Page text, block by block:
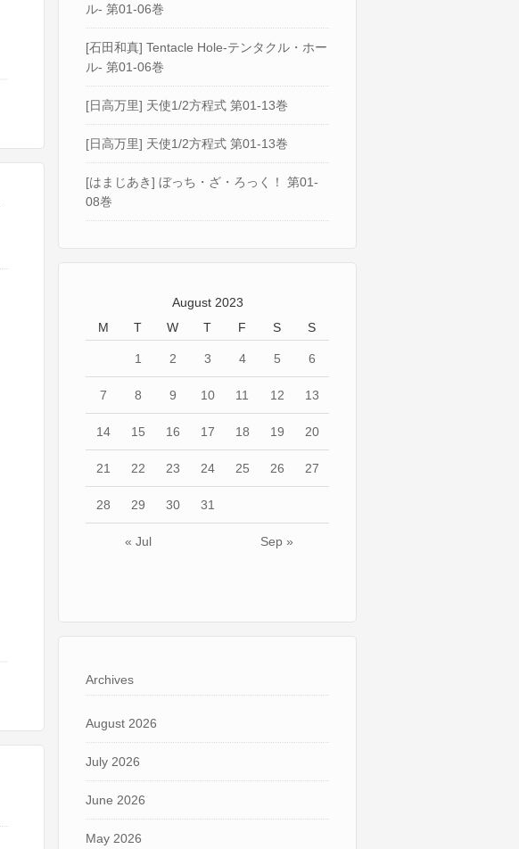
ル- 第01-06巻
[石田和真] Tentacle Hole-テンタクル・ホー
ル- 第01-06巻
[日高万里] 天使1/2方程式 第01-13巻
[日高万里] 天使1/2方程式 第01-13巻
[はまじあき] ぼっち・ざ・ろっく！ 第01-
08巻
August 2023
M
T W T F S S
« Jul Sep »
1 2 3 4 5 6
7 8 9 10 11 12 13
14 15 16 17 18 19 20
21 22 23 24 25 26 27
28 29 30 31
Archives
August 2026
July 2026
June 2026
May 2026